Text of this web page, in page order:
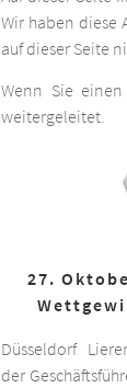
Wir haben diese
auf dieser Seite
Wenn Sie
weitergeleitet.
27.
Düsseldorf
der